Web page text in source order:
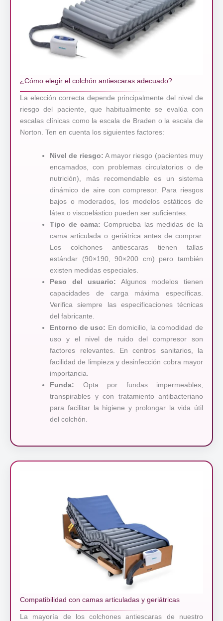
¿Cómo elegir el colchón antiescaras adecuado?
La elección correcta depende principalmente del nivel de
riesgo del paciente, que habitualmente se evalúa con
escalas clínicas como la escala de Braden o la escala de
Norton. Ten en cuenta los siguientes factores:
Nivel de riesgo: A mayor riesgo (pacientes muy
encamados, con problemas circulatorios o de
nutrición), más recomendable es un sistema
dinámico de aire con compresor. Para riesgos
bajos o moderados, los modelos estáticos de
látex o viscoelástico pueden ser suficientes.
Tipo de cama: Comprueba las medidas de la
cama articulada o geriátrica antes de comprar.
Los colchones antiescaras tienen tallas
estándar (90×190, 90×200 cm) pero también
existen medidas especiales.
Peso del usuario: Algunos modelos tienen
capacidades de carga máxima específicas.
Verifica siempre las especificaciones técnicas
del fabricante.
Entorno de uso: En domicilio, la comodidad de
uso y el nivel de ruido del compresor son
factores relevantes. En centros sanitarios, la
facilidad de limpieza y desinfección cobra mayor
importancia.
Funda: Opta por fundas impermeables,
transpirables y con tratamiento antibacteriano
para facilitar la higiene y prolongar la vida útil
del colchón.
Compatibilidad con camas articuladas y geriátricas
La mayoría de los colchones antiescaras de nuestro